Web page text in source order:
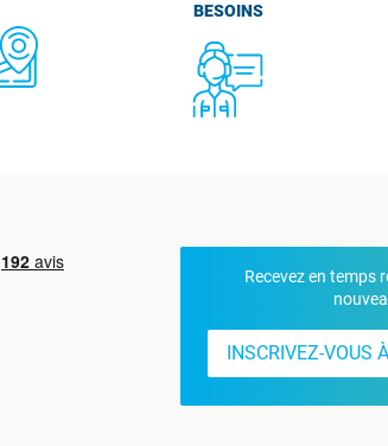
BESOINS
Recevez en temps
INSCRIVEZ-VOUS